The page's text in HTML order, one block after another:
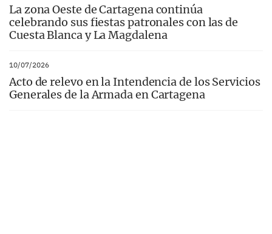
La zona Oeste de Cartagena continúa
celebrando sus fiestas patronales con las de
Cuesta Blanca y La Magdalena
10/07/2026
Acto de relevo en la Intendencia de los Servicios
Generales de la Armada en Cartagena